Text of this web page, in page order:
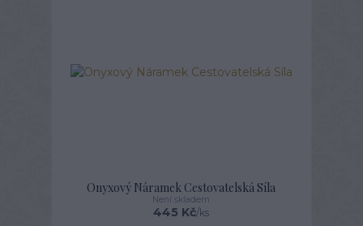
Onyxový Náramek Cestovatelská Síla
445 Kč/ks
Není skladem